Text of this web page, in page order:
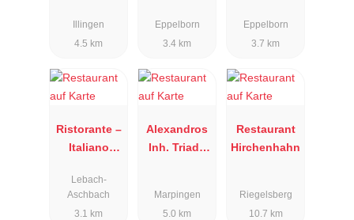
Illingen
4.5 km
Eppelborn
3.4 km
Eppelborn
3.7 km
Ristorante –
Italiano
Haus
Lebach-
Aschbach
3.1 km
Alexandros
Inh. Triada
Marpingen
5.0 km
Restaurant
Hirchenhahn
Riegelsberg
10.7 km